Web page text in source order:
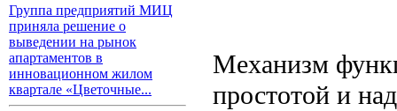
Группа предприятий МИЦ
приняла решение о
выведении на рынок
апартаментов в
инновационном жилом
квартале «Цветочные...
Механизм
простотой и